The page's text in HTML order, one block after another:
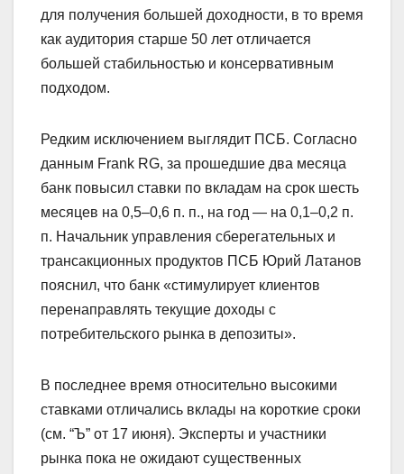
для получения большей доходности, в то время
как аудитория старше 50 лет отличается
большей стабильностью и консервативным
подходом.
Редким исключением выглядит ПСБ. Согласно
данным Frank RG, за прошедшие два месяца
банк повысил ставки по вкладам на срок шесть
месяцев на 0,5–0,6 п. п., на год — на 0,1–0,2 п.
п. Начальник управления сберегательных и
транcакционных продуктов ПСБ Юрий Латанов
пояснил, что банк «стимулирует клиентов
перенаправлять текущие доходы с
потребительского рынка в депозиты».
В последнее время относительно высокими
ставками отличались вклады на короткие сроки
(см. “Ъ” от 17 июня). Эксперты и участники
рынка пока не ожидают существенных